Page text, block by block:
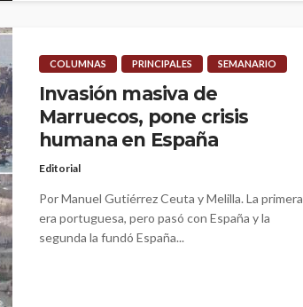
COLUMNAS PRINCIPALES SEMANARIO
Invasión masiva de
Marruecos, pone crisis
humana en España
Editorial
Por Manuel Gutiérrez Ceuta y Melilla. La primera
era portuguesa, pero pasó con España y la
segunda la fundó España...